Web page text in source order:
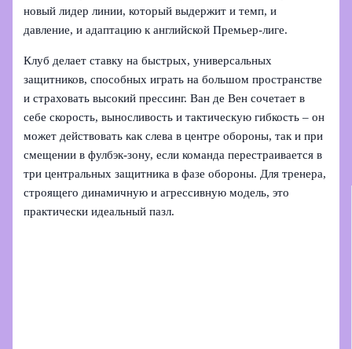
новый лидер линии, который выдержит и темп, и
давление, и адаптацию к английской Премьер-лиге.
Клуб делает ставку на быстрых, универсальных
защитников, способных играть на большом пространстве
и страховать высокий прессинг. Ван де Вен сочетает в
себе скорость, выносливость и тактическую гибкость – он
может действовать как слева в центре обороны, так и при
смещении в фулбэк-зону, если команда перестраивается в
три центральных защитника в фазе обороны. Для тренера,
строящего динамичную и агрессивную модель, это
практически идеальный пазл.